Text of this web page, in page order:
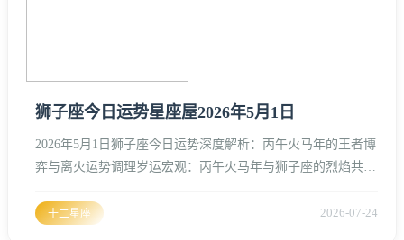
狮子座今日运势星座屋2026年5月1日
2026年5月1日狮子座今日运势深度解析：丙午火马年的王者博
弈与离火运势调理岁运宏观：丙午火马年与狮子座的烈焰共振
纯火、对于守护星为太阳的狮子座而言，这一年本就处于一种
十二星座 2026-07-24